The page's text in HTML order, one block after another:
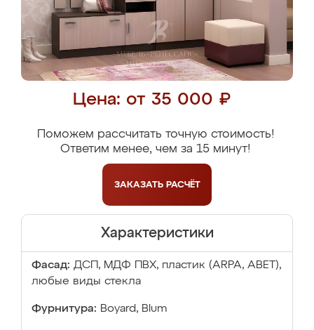
Цена: от 35 000 ₽
Поможем рассчитать точную стоимость!
Ответим менее, чем за 15 минут!
ЗАКАЗАТЬ РАСЧЁТ
Характеристики
Фасад: ДСП, МДФ ПВХ, пластик (ARPA, ABET),
любые виды стекла
Фурнитура: Boyard, Blum